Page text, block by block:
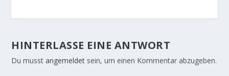
HINTERLASSE EINE ANTWORT
Du musstangemeldet sein, um einen Kommentar abzugeben.